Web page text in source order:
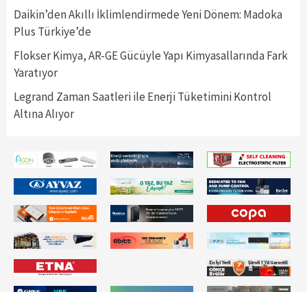
Daikin’den Akıllı İklimlendirmede Yeni Dönem: Madoka
Plus Türkiye’de
Flokser Kimya, AR-GE Gücüyle Yapı Kimyasallarında Fark
Yaratıyor
Legrand Zaman Saatleri ile Enerji Tüketimini Kontrol
Altına Alıyor